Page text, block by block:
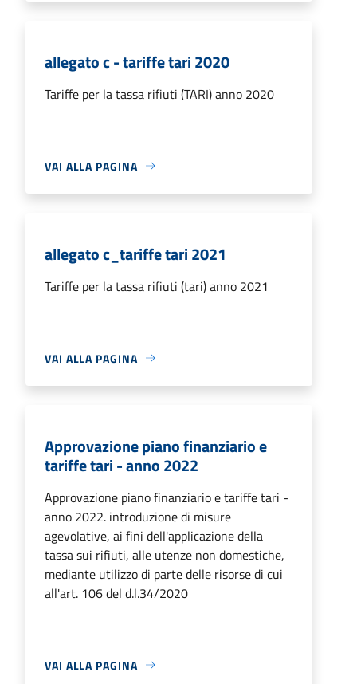
allegato c - tariffe tari 2020
Tariffe per la tassa rifiuti (TARI) anno 2020
VAI ALLA PAGINA
allegato c_tariffe tari 2021
Tariffe per la tassa rifiuti (tari) anno 2021
VAI ALLA PAGINA
Approvazione piano finanziario e
tariffe tari - anno 2022
Approvazione piano finanziario e tariffe tari -
anno 2022. introduzione di misure
agevolative, ai fini dell'applicazione della
tassa sui rifiuti, alle utenze non domestiche,
mediante utilizzo di parte delle risorse di cui
all'art. 106 del d.l.34/2020
VAI ALLA PAGINA